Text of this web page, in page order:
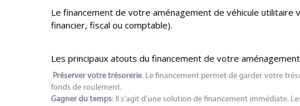
Le financement de votre aménagement de véhicule
financier, fiscal ou comptable).
Les principaux atouts du financement de votre
Préserver votre trésorerie. Le financement permet de garder votre
fonds de roulement.
Gagner du temps: Il s’agit d’une solution de financement immédiate.